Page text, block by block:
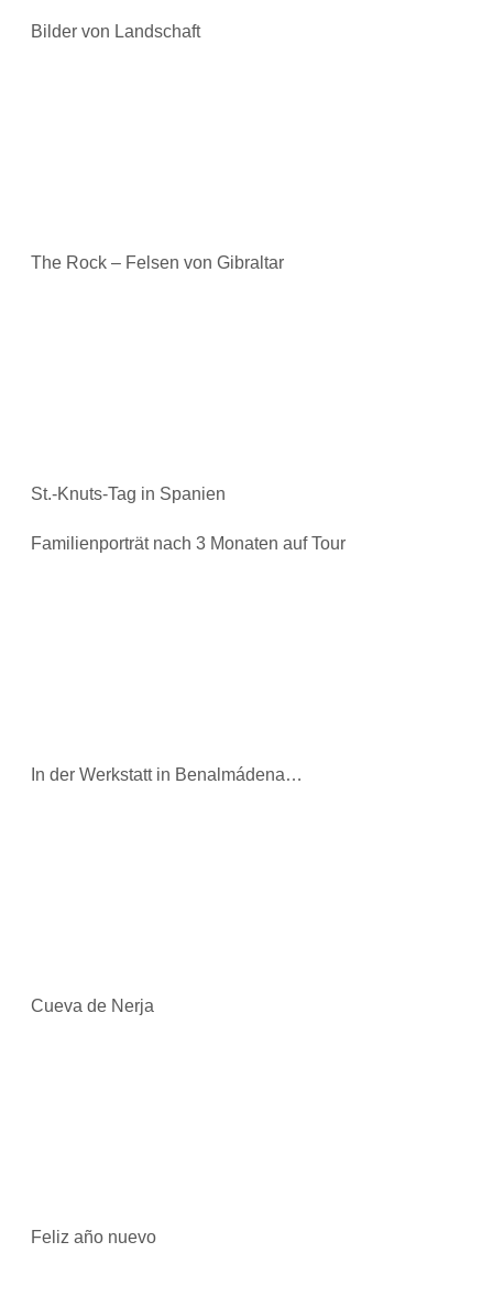
Bilder von Landschaft
The Rock – Felsen von Gibraltar
St.-Knuts-Tag in Spanien
Familienporträt nach 3 Monaten auf Tour
In der Werkstatt in Benalmádena…
Cueva de Nerja
Feliz año nuevo